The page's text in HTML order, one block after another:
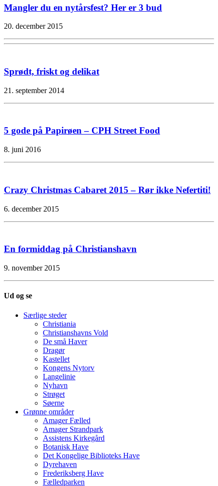
Mangler du en nytårsfest? Her er 3 bud
20. december 2015
Sprødt, friskt og delikat
21. september 2014
5 gode på Papirøen – CPH Street Food
8. juni 2016
Crazy Christmas Cabaret 2015 – Rør ikke Nefertiti!
6. december 2015
En formiddag på Christianshavn
9. november 2015
Ud og se
Særlige steder
Christiania
Christianshavns Vold
De små Haver
Dragør
Kastellet
Kongens Nytorv
Langelinie
Nyhavn
Strøget
Søerne
Grønne områder
Amager Fælled
Amager Strandpark
Assistens Kirkegård
Botanisk Have
Det Kongelige Biblioteks Have
Dyrehaven
Frederiksberg Have
Fælledparken